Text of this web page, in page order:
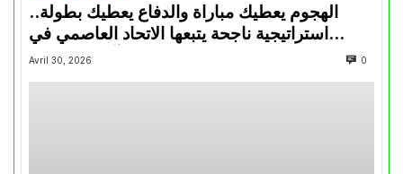
الهجوم يعطيك مباراة والدفاع يعطيك بطولة..
استراتيجية ناجحة يتبعها الاتحاد العاصمي في
تتويجاته آخر السنوات
Avril 30, 2026 0